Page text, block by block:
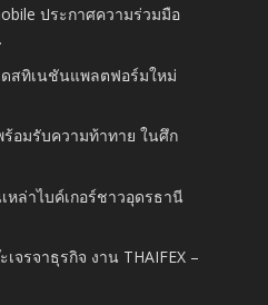
ประกาศความร่วมมือ
สทิเนชันแพลตฟอร์มใหม่
ร้อมรับความท้าทาย ในศึก
หล่าไบค์เกอร์ชาวอุดรธานี
จรจาธุรกิจ งาน THAIFEX –